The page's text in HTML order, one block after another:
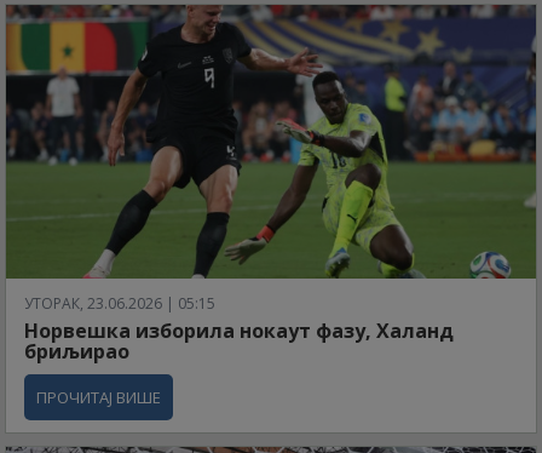
УТОРАК, 23.06.2026 | 05:15
Норвешка изборила нокаут фазу, Халанд
бриљирао
ПРОЧИТАЈ ВИШЕ